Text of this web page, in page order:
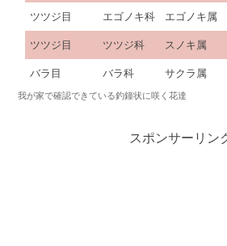
ツツジ目 エゴノキ科 エゴノキ属
ツツジ目 ツツジ科 スノキ属
バラ目 バラ科 サクラ属
我が家で確認できている釣鐘状に咲く花達
スポンサーリン